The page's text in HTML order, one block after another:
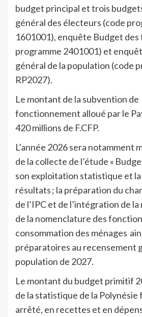
budget principal et trois
général des électeurs (code
1601001), enquête Budget des
programme 2401001) et e
général de la population (code
RP2027).
Le montant de la subvention de
fonctionnement alloué par le
420 millions de F.CFP.
L’année 2026 sera notamment
de la collecte de l’étude «
son exploitation statistique et
résultats ; la préparation du
de l’IPC et de l’intégration de
de la nomenclature des
consommation des ménages
préparatoires au recensement
population de 2027.
Le montant du budget primitif
de la statistique de la Polynésie
arrêté, en recettes et en